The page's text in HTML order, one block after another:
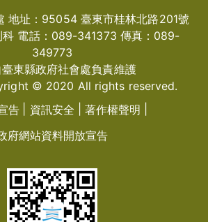
地址：95054 臺東市桂林北路201號
科 電話：089-341373 傳真：089-
349773
東縣政府社會處負責維護
© 2020 All rights reserved.
告
資訊安全
著作權聲明
府網站資料開放宣告